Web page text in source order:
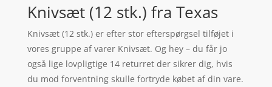
Knivsæt (12 stk.) fra Texas
Knivsæt (12 stk.) er efter stor efterspørgsel tilføjet i
vores gruppe af varer Knivsæt. Og hey – du får jo
også lige lovpligtige 14 returret der sikrer dig, hvis
du mod forventning skulle fortryde købet af din vare.